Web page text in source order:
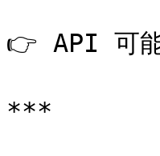
👉 API 可能
***